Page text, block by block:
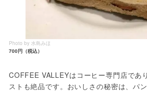
Photo by 水島みほ
700円（税込）
COFFEE VALLEYはコーヒー専門店であ
ストも絶品です。おいしさの秘密は、パ